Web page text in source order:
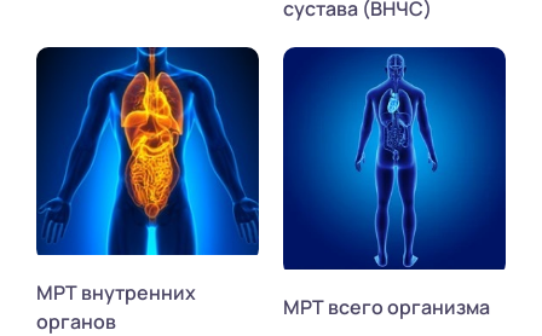
сустава (ВНЧС)
МРТ внутренних
органов
МРТ всего организма